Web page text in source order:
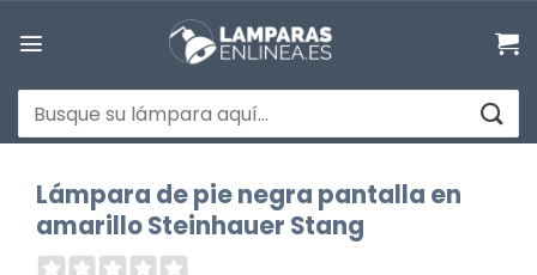
Buscar
por:
Lámpara de pie negra pantalla en
amarillo Steinhauer Stang